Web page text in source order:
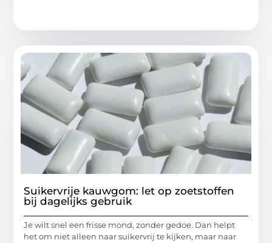
Suikervrije kauwgom: let op zoetstoffen
bij dagelijks gebruik
Je wilt snel een frisse mond, zonder gedoe. Dan helpt
het om niet alleen naar suikervrij te kijken, maar naar